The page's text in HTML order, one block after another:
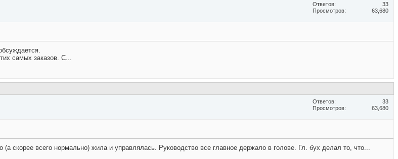
Ответов
33
Просмотров
63,680
самых заказов. С...
Ответов
33
Просмотров
63,680
скорее всего нормально) жила и управлялась. Руководство все главное держало в голове. Гл. бух делал то, что...